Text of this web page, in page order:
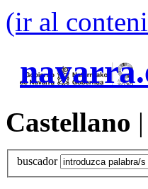
(ir al
Castellano |
buscador